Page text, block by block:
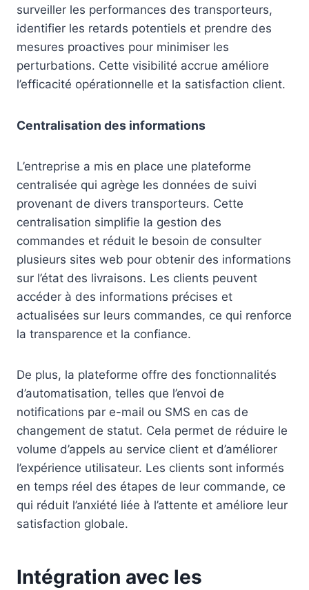
surveiller les performances des transporteurs,
identifier les retards potentiels et prendre des
mesures proactives pour minimiser les
perturbations. Cette visibilité accrue améliore
l’efficacité opérationnelle et la satisfaction client.
Centralisation des informations
L’entreprise a mis en place une plateforme
centralisée qui agrège les données de suivi
provenant de divers transporteurs. Cette
centralisation simplifie la gestion des
commandes et réduit le besoin de consulter
plusieurs sites web pour obtenir des informations
sur l’état des livraisons. Les clients peuvent
accéder à des informations précises et
actualisées sur leurs commandes, ce qui renforce
la transparence et la confiance.
De plus, la plateforme offre des fonctionnalités
d’automatisation, telles que l’envoi de
notifications par e-mail ou SMS en cas de
changement de statut. Cela permet de réduire le
volume d’appels au service client et d’améliorer
l’expérience utilisateur. Les clients sont informés
en temps réel des étapes de leur commande, ce
qui réduit l’anxiété liée à l’attente et améliore leur
satisfaction globale.
Intégration avec les